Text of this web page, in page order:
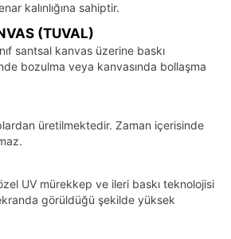
kalınlığına sahiptir.
(TUVAL)
santsal kanvas üzerine baskı
bozulma veya kanvasında bollaşma
üretilmektedir. Zaman içerisinde
UV mürekkep ve ileri baskı teknolojisi
görüldüğü şekilde yüksek